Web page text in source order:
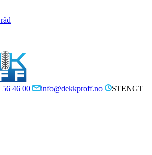
56 46 00 info@dekkproff.no
STENGT